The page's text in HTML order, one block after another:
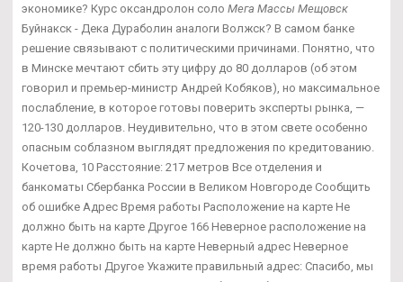
экономике? Курс оксандролон соло Мега Массы Мещовск
Буйнакск - Дека Дураболин аналоги Волжск? В самом банке
решение связывают с политическими причинами. Понятно, что
в Минске мечтают сбить эту цифру до 80 долларов (об этом
говорил и премьер-министр Андрей Кобяков), но максимальное
послабление, в которое готовы поверить эксперты рынка, —
120-130 долларов. Неудивительно, что в этом свете особенно
опасным соблазном выглядят предложения по кредитованию.
Кочетова, 10 Расстояние: 217 метров Все отделения и
банкоматы Сбербанка России в Великом Новгороде Сообщить
об ошибке Адрес Время работы Расположение на карте Не
должно быть на карте Другое 166 Неверное расположение на
карте Не должно быть на карте Неверный адрес Неверное
время работы Другое Укажите правильный адрес: Спасибо, мы